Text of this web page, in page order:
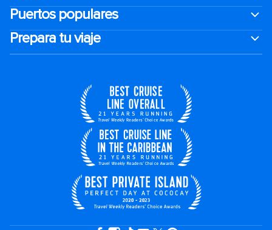
Puertos populares
Prepara tu viaje